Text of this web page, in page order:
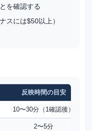
を確認する
スには$50以上）
反映時間の目安
10〜30分（1確認後）
2〜5分